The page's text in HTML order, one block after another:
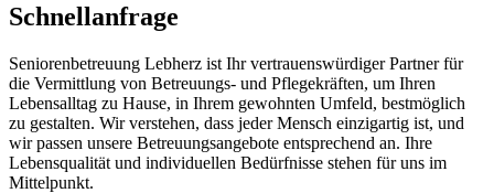
Schnell­anfrage
Seniorenbetreuung Lebherz ist Ihr vertrauenswürdiger Partner für
die Vermittlung von Betreuungs- und Pflegekräften, um Ihren
Lebensalltag zu Hause, in Ihrem gewohnten Umfeld, bestmöglich
zu gestalten. Wir verstehen, dass jeder Mensch einzigartig ist, und
wir passen unsere Betreuungsangebote entsprechend an. Ihre
Lebensqualität und individuellen Bedürfnisse stehen für uns im
Mittelpunkt.